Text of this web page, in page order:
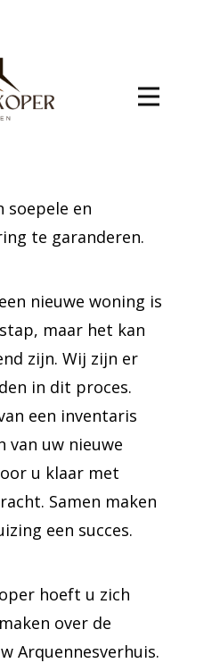
Arquennes
experts. Wij
soepele en
te garanderen.
nieuwe woning is
maar het kan
zijn. Wij zijn er
in dit proces.
een inventaris
uw nieuwe
u klaar met
Samen maken
een succes.
hoeft u zich
over de
Arquennesverhuis.